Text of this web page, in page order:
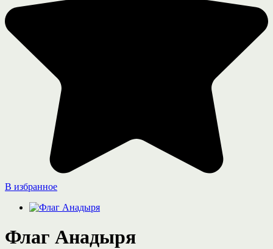
В избранное
Флаг Анадыря